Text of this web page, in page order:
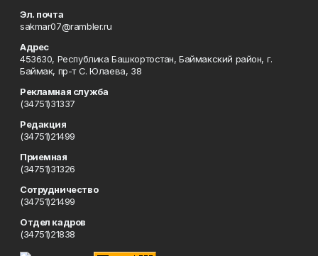
Эл. почта
sakmar07@rambler.ru
Адрес
453630, Республика Башкортостан, Баймакский район, г.
Баймак, пр-т С. Юлаева, 38
Рекламная служба
(34751)31337
Редакция
(34751)21499
Приемная
(34751)31326
Сотрудничество
(34751)21499
Отдел кадров
(34751)21838